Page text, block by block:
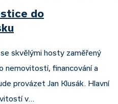
do
skvělými hosty zaměřený
nemovitostí, financování a
provázet Jan Klusák. Hlavní
v…